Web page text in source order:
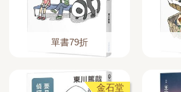
單書79折
金石堂